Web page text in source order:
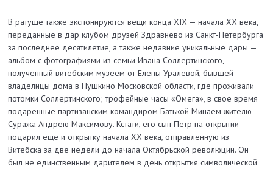
В ратуше также экспонируются вещи конца XIX — начала XX века,
переданные в дар клубом друзей Здравнево из Санкт-Петербурга
за последнее десятилетие, а также недавние уникальные дары —
альбом с фотографиями из семьи Ивана Соллертинского,
полученный витебским музеем от Елены Уралевой, бывшей
владелицы дома в Пушкино Московской области, где проживали
потомки Соллертинского; трофейные часы «Омега», в свое время
подаренные партизанским командиром Батькой Минаем жителю
Суража Андрею Максимову. Кстати, его сын Петр на открытии
подарил еще и открытку начала XX века, отправленную из
Витебска за две недели до начала Октябрьской революции. Он
был не единственным дарителем в день открытия символической